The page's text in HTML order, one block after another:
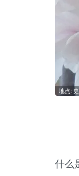
地点:
什么